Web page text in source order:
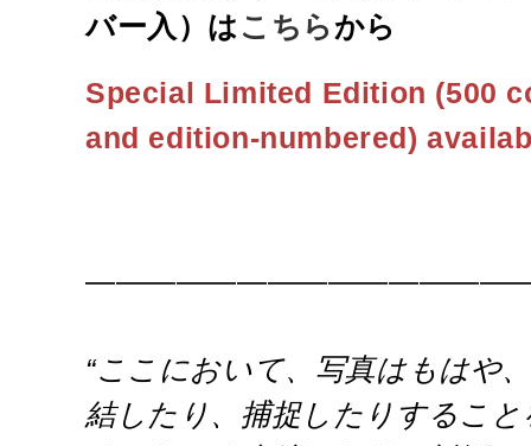
バー入）は こちらから
Special Limited Edition (500
and edition-numbered)
“ここにおいて、写真はもはや
結したり、捕捉したりするこ